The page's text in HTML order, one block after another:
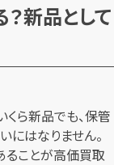
新品として
ら新品でも、保管
にはなりません。
ることが高価買取